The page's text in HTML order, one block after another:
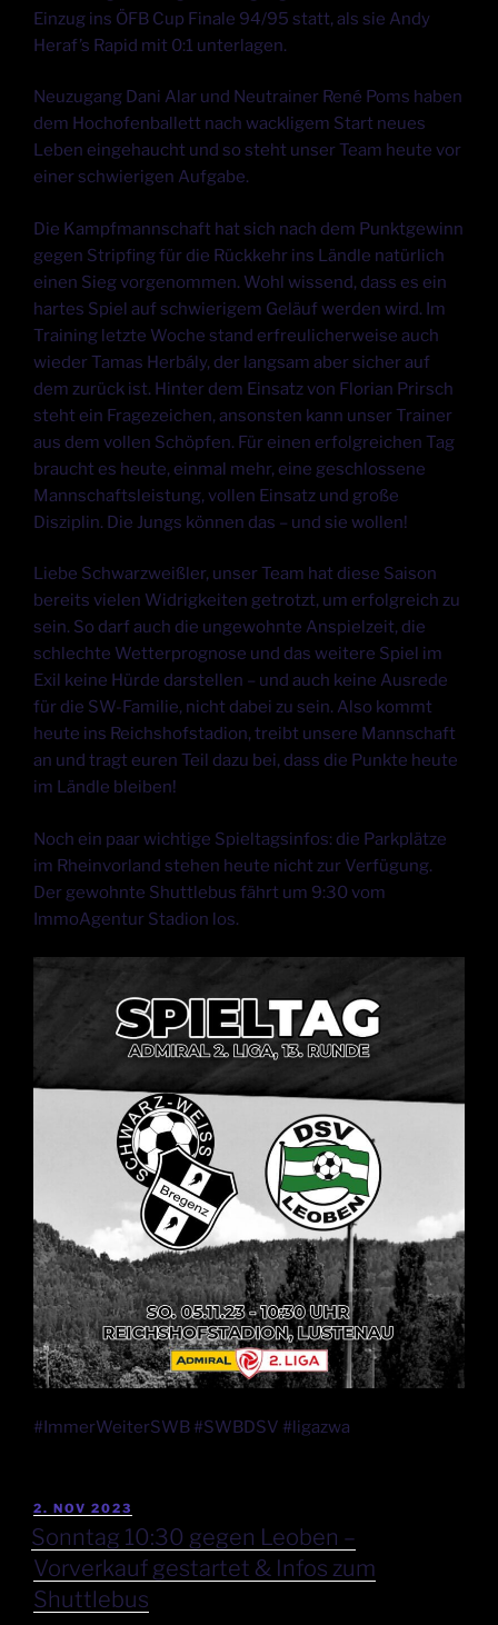
Einzug ins ÖFB Cup Finale 94/95 statt, als sie Andy
Heraf’s Rapid mit 0:1 unterlagen.
Neuzugang Dani Alar und Neutrainer René Poms haben
dem Hochofenballett nach wackligem Start neues
Leben eingehaucht und so steht unser Team heute vor
einer schwierigen Aufgabe.
Die Kampfmannschaft hat sich nach dem Punktgewinn
gegen Stripfing für die Rückkehr ins Ländle natürlich
einen Sieg vorgenommen. Wohl wissend, dass es ein
hartes Spiel auf schwierigem Geläuf werden wird. Im
Training letzte Woche stand erfreulicherweise auch
wieder Tamas Herbály, der langsam aber sicher auf
dem zurück ist. Hinter dem Einsatz von Florian Prirsch
steht ein Fragezeichen, ansonsten kann unser Trainer
aus dem vollen Schöpfen. Für einen erfolgreichen Tag
braucht es heute, einmal mehr, eine geschlossene
Mannschaftsleistung, vollen Einsatz und große
Disziplin. Die Jungs können das – und sie wollen!
Liebe Schwarzweißler, unser Team hat diese Saison
bereits vielen Widrigkeiten getrotzt, um erfolgreich zu
sein. So darf auch die ungewohnte Anspielzeit, die
schlechte Wetterprognose und das weitere Spiel im
Exil keine Hürde darstellen – und auch keine Ausrede
für die SW-Familie, nicht dabei zu sein. Also kommt
heute ins Reichshofstadion, treibt unsere Mannschaft
an und tragt euren Teil dazu bei, dass die Punkte heute
im Ländle bleiben!
Noch ein paar wichtige Spieltagsinfos: die Parkplätze
im Rheinvorland stehen heute nicht zur Verfügung.
Der gewohnte Shuttlebus fährt um 9:30 vom
ImmoAgentur Stadion los.
#ImmerWeiterSWB #SWBDSV #ligazwa
2. NOV 2023
Sonntag 10:30 gegen Leoben –
Vorverkauf gestartet & Infos zum
Shuttlebus